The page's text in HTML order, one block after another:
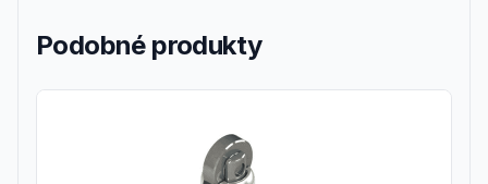
Podobné produkty